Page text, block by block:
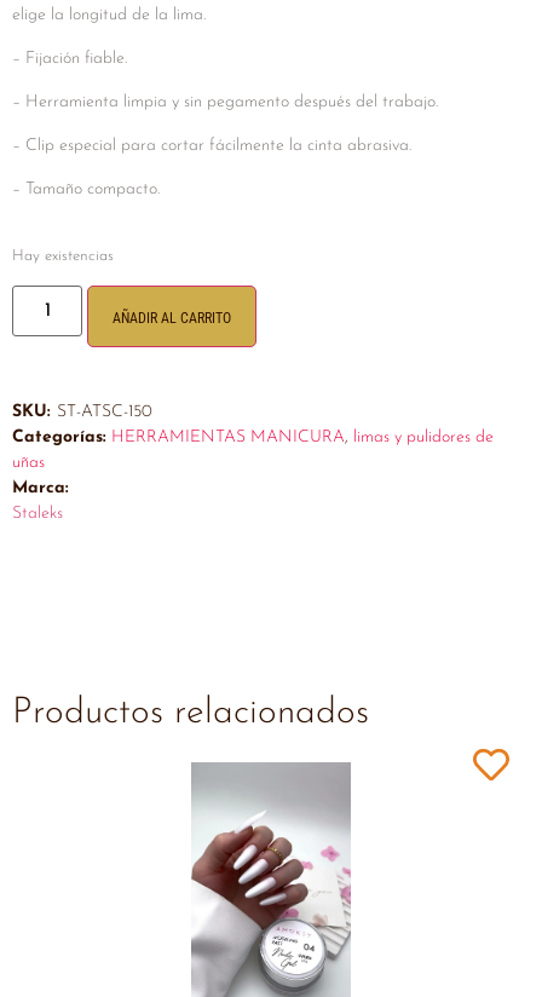
elige la longitud de la lima.
– Fijación fiable.
– Herramienta limpia y sin pegamento después del trabajo.
– Clip especial para cortar fácilmente la cinta abrasiva.
– Tamaño compacto.
Hay existencias
AÑADIR AL CARRITO
SKU: ST-ATSC-150
Categorías: HERRAMIENTAS MANICURA, limas y pulidores de
uñas
Marca:
Staleks
Productos relacionados